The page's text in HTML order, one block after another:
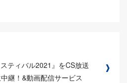
スティバル2021』をCS放送
継！&動画配信サービス